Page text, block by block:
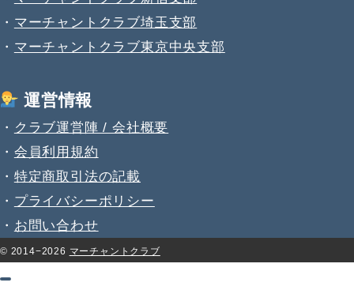
・ マーチャントクラブ埼玉支部
・ マーチャントクラブ東京中央支部
運営情報
・ クラブ運営陣 / 会社概要
・ 会員利用規約
・ 特定商取引法の記載
・ プライバシーポリシー
・ お問い合わせ
© 2014−2026 マーチャントクラブ